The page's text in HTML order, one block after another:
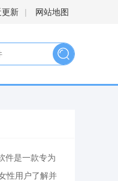
更新 | 网站地图
件是一款专为
性用户了解并